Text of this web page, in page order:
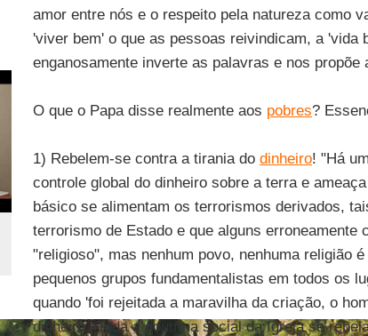
amor entre nós e o respeito pela natureza como
'viver bem' o que as pessoas reivindicam, a 'vida
enganosamente inverte as palavras e nos propõe
O que o Papa disse realmente aos pobres?
1) Rebelem-se contra a tirania do dinheiro! "Há
controle global do dinheiro sobre a terra e
básico se alimentam os terrorismos derivados,
terrorismo de Estado e que alguns erroneamente
"religioso", mas nenhum povo, nenhuma religião
pequenos grupos fundamentalistas em todos os
quando 'foi rejeitada a maravilha da criação, o
dinheiro'. Toda a doutrina social da Igreja se